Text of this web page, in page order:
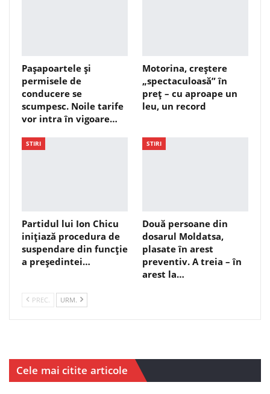
Pașapoartele și
permisele de
conducere se
scumpesc. Noile tarife
vor intra în vigoare…
Motorina, creștere
„spectaculoasă” în
preț – cu aproape un
leu, un record
STIRI
Partidul lui Ion Chicu
inițiază procedura de
suspendare din funcție
a președintei…
STIRI
Două persoane din
dosarul Moldatsa,
plasate în arest
preventiv. A treia – în
arest la…
PREC. URM.
Cele mai citite articole